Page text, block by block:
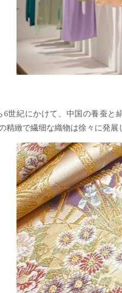
6世紀にかけて、中国の養蚕と
精緻で繊细な織物は徐々に発展